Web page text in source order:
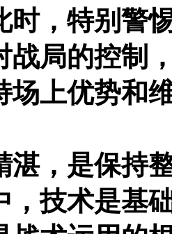
时，特别警
战局的控制
场上优势和
湛，是保持
，技术是基